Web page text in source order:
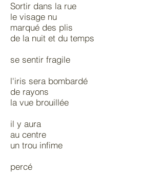
Sortir dans la rue
le visage nu
marqué des plis
de la nuit et du temps
se sentir fragile
l'iris sera bombardé
de rayons
la vue brouillée
il y aura
au centre
un trou infime
percé